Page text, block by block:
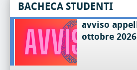
BACHECA STUDENTI
avviso
ottobre 2026